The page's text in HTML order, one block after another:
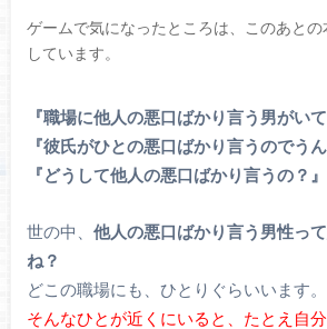
ゲームで気になったところは、このあと
しています。
『職場に他人の悪口ばかり言う男がい
『彼氏がひとの悪口ばかり言うのでうん
『どうして他人の悪口ばかり言うの？』
世の中、 他人の悪口ばかり言う男性っ
ね？
どこの職場にも、ひとりぐらいいます。
そんなひとが近くにいると、たとえ自